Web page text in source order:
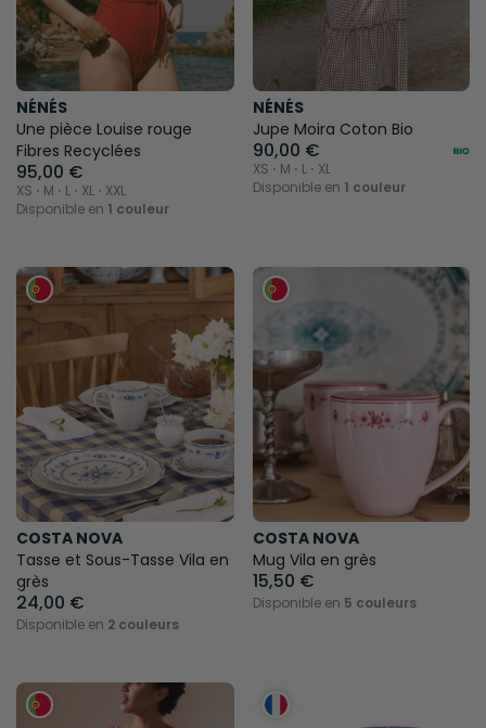
NÉNÉS
Une pièce Louise rouge
Fibres Recyclées
95,00 €
XS ⋅ M ⋅ L ⋅ XL ⋅ XXL
Disponible en 1 couleur
NÉNÉS
Jupe Moira Coton Bio
90,00 €
XS ⋅ M ⋅ L ⋅ XL
Disponible en 1 couleur
COSTA NOVA
Tasse et Sous-Tasse Vila en
grès
24,00 €
Disponible en 2 couleurs
COSTA NOVA
Mug Vila en grès
15,50 €
Disponible en 5 couleurs